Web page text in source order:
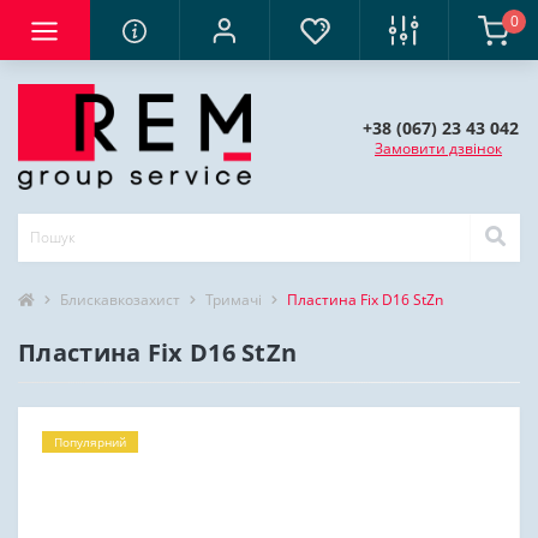
0
+38 (067) 23 43 042
Замовити дзвінок
Блискавкозахист Тримачі Пластина Fix D16 StZn
Пластина Fix D16 StZn
Популярний